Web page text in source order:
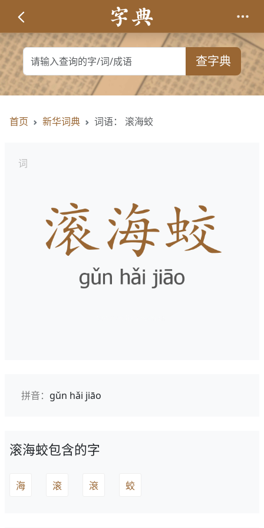
查字典
首页 新华词典 词语： 滚海蛟
词
拼音： gǔn hǎi jiāo
滚海蛟包含的字
海 滚 滾 蛟